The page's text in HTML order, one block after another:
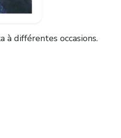
à différentes occasions.